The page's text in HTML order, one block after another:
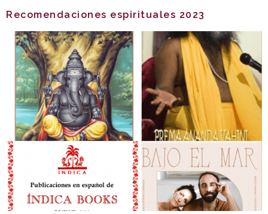
Recomendaciones espirituales 2023